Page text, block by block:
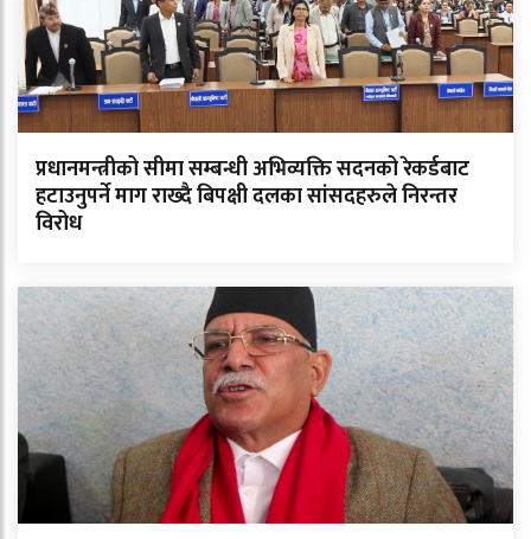
प्रधानमन्त्रीको सीमा सम्बन्धी अभिव्यक्ति सदनको रेकर्डबाट
हटाउनुपर्ने माग राख्दै बिपक्षी दलका सांसदहरुले निरन्तर
विरोध